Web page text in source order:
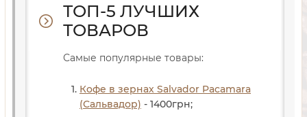
ТОП-5 ЛУЧШИХ
ТОВАРОВ
Самые популярные товары:
Кофе в зернах Salvador Pacamara
(Сальвадор) - 1400грн;